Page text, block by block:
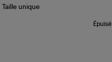
Poisson
Taille unique
Épuisé